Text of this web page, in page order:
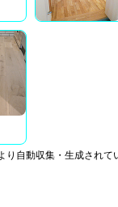
自動収集・生成されて